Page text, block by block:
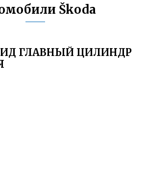
Škoda
ГЛАВНЫЙ ЦИЛИНДР